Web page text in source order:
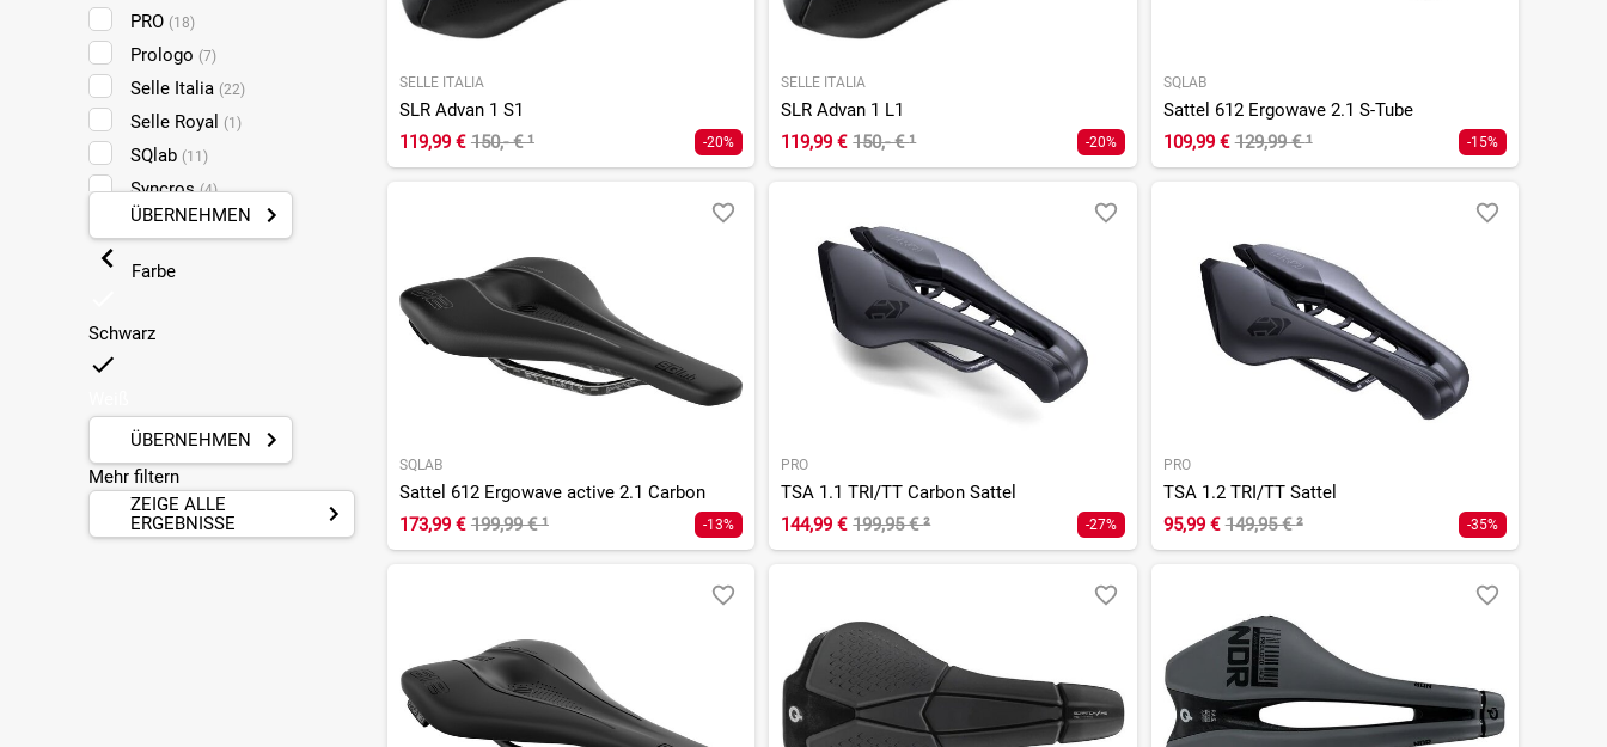
PRO (18)
Prologo (7)
Selle Italia (22)
Selle Royal (1)
SQlab (11)
Syncros(4)
Terry(5)
ÜBERNEHMEN
Farbe
Schwarz
ÜBERNEHMEN
Mehr filtern
ZEIGE ALLE
ERGEBNISSE
SELLE ITALIA
SLR Advan 1 S1
119,99 € 150,- €¹ -20%
SELLE ITALIA
SLR Advan 1 L1
119,99 € 150,- €¹ -20%
SQLAB
Sattel 612 Ergowave 2.1 S-Tube
109,99 € 129,99 €¹ -15%
SQLAB
Sattel 612 Ergowave active 2.1 Carbon
173,99 € 199,99 €¹ -13%
PRO
TSA 1.1 TRI/TT Carbon Sattel
144,99 € 199,95 €² -27%
PRO
TSA 1.2 TRI/TT Sattel
95,99 € 149,95 €² -35%